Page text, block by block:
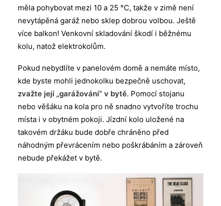
měla pohybovat mezi 10 a 25 °C, takže v zimě není
nevytápěná garáž nebo sklep dobrou volbou. Ještě
více balkon! Venkovní skladování škodí i běžnému
kolu, natož elektrokolům.
Pokud nebydlíte v panelovém domě a nemáte místo,
kde byste mohli jednokolku bezpečně uschovat,
zvažte její „garážování“ v bytě. Pomocí stojanu
nebo věšáku na kola pro ně snadno vytvoříte trochu
místa i v obytném pokoji. Jízdní kolo uložené na
takovém držáku bude dobře chráněno před
náhodným převrácením nebo poškrábáním a zároveň
nebude překážet v bytě.